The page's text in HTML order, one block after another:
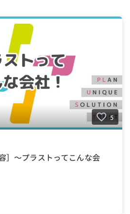
5
］～プラストってこんな会